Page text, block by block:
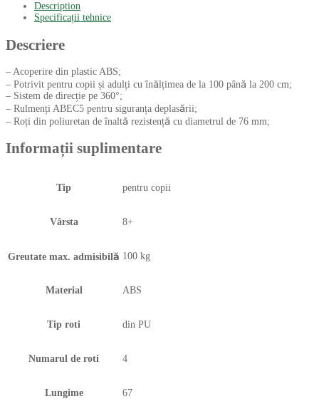
Description
Specificații tehnice
Descriere
– Acoperire din plastic ABS;
– Potrivit pentru copii și adulți cu înălțimea de la 100 până la 200 cm;
– Sistem de direcție pe 360°;
– Rulmenți ABEC5 pentru siguranța deplasării;
– Roți din poliuretan de înaltă rezistență cu diametrul de 76 mm;
Informații suplimentare
Tip pentru copii
Vârsta 8+
Greutate max. admisibilă 100 kg
Material ABS
Tip roti din PU
Numarul de roti 4
Lungime 67